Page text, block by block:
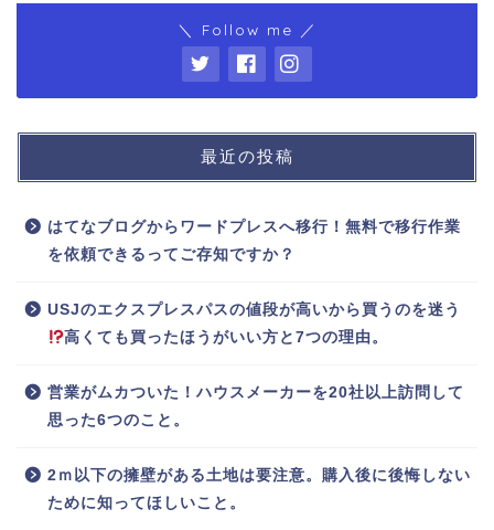
＼ Follow me ／
最近の投稿
はてなブログからワードプレスへ移行！無料で移行作業
を依頼できるってご存知ですか？
USJのエクスプレスパスの値段が高いから買うのを迷う
高くても買ったほうがいい方と7つの理由。
営業がムカついた！ハウスメーカーを20社以上訪問して
思った6つのこと。
2ｍ以下の擁壁がある土地は要注意。購入後に後悔しない
ために知ってほしいこと。